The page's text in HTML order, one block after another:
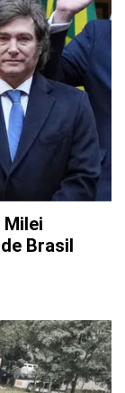
Milei
Brasil